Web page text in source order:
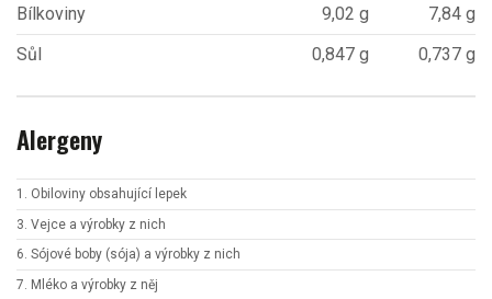
Bílkoviny 9,02 g
7,84 g
Sůl
0,847 g 0,737 g
Alergeny
1. Obiloviny obsahující lepek
3. Vejce a výrobky z nich
6. Sójové boby (sója) a výrobky z nich
7. Mléko a výrobky z něj